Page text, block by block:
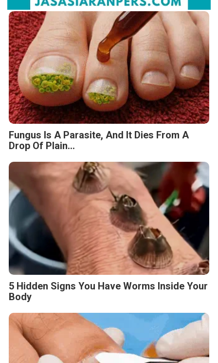
Fungus Is A Parasite, And It Dies From A
Drop Of Plain...
5 Hidden Signs You Have Worms Inside Your
Body